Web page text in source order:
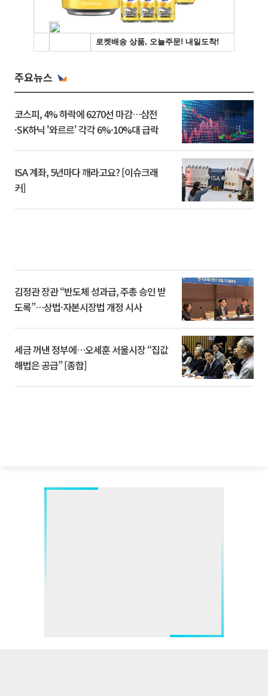
주요뉴스
코스피, 4% 하락에 6270선 마감…삼전
·SK하닉 '와르르' 각각 6%·10%대 급락
ISA 계좌, 5년마다 깨라고요? [이슈크래
커]
김정관 장관 “반도체 성과급, 주총 승인 받
도록”…상법·자본시장법 개정 시사
세금 꺼낸 정부에…오세훈 서울시장 “집값
해법은 공급” [종합]